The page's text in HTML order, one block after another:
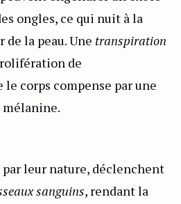
ongles, ce qui nuit à la
la peau. Une transpiration
de
corps compense par une
mélanine.
leur nature, déclenchent
sanguins, rendant la